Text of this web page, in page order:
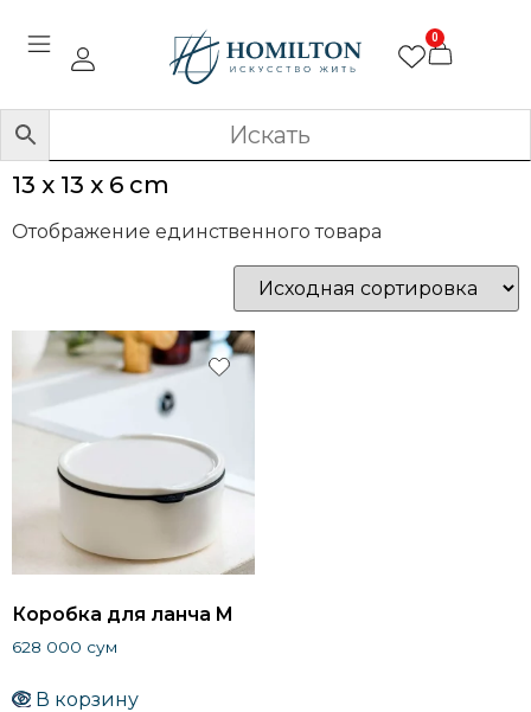
0
13 x 13 x 6 cm
Отображение единственного товара
Коробка для ланча M
628 000 сум
В корзину